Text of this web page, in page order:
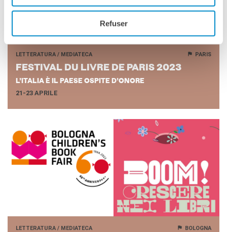
Refuser
IN CONVERSAZIONE CON EMANUELE COCCIA
LETTERATURA / MEDIATECA PARIS
FE­STI­VAL DU LIVRE DE PARIS 2023
L’ITALIA È IL PAESE OSPITE D’ONORE
21-23 APRILE
LETTERATURA / MEDIATECA BOLOGNA